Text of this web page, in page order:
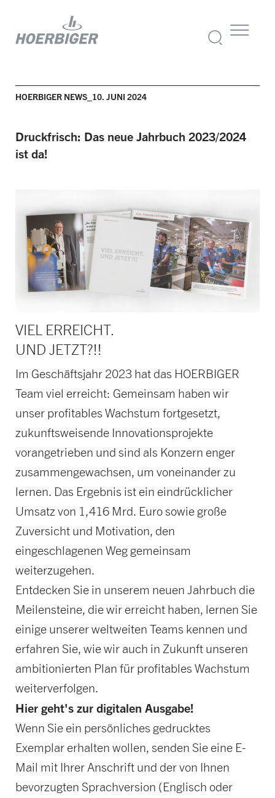
HOERBIGER NEWS_10. JUNI 2024
Druckfrisch: Das neue Jahrbuch 2023/2024
ist da!
VIEL ERREICHT.
UND JETZT?!!
Im Geschäftsjahr 2023 hat das HOERBIGER
Team viel erreicht: Gemeinsam haben wir
unser profitables Wachstum fortgesetzt,
zukunftsweisende Innovationsprojekte
vorangetrieben und sind als Konzern enger
zusammengewachsen, um voneinander zu
lernen. Das Ergebnis ist ein eindrücklicher
Umsatz von 1,416 Mrd. Euro sowie große
Zuversicht und Motivation, den
eingeschlagenen Weg gemeinsam
weiterzugehen.
Entdecken Sie in unserem neuen Jahrbuch die
Meilensteine, die wir erreicht haben, lernen Sie
einige unserer weltweiten Teams kennen und
erfahren Sie, wie wir auch in Zukunft unseren
ambitionierten Plan für profitables Wachstum
weiterverfolgen.
Hier geht's zur digitalen Ausgabe!
Wenn Sie ein persönliches gedrucktes
Exemplar erhalten wollen, senden Sie eine E-
Mail mit Ihrer Anschrift und der von Ihnen
bevorzugten Sprachversion (Englisch oder